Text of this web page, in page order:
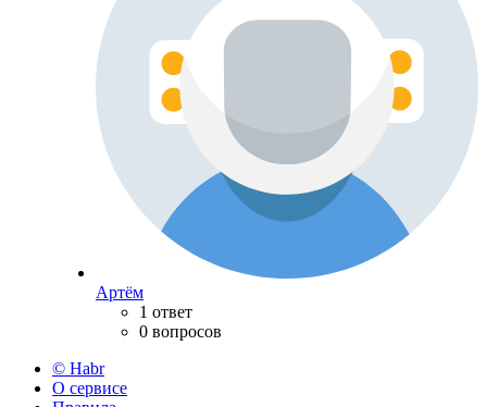
Артём
1 ответ
0 вопросов
© Habr
О сервисе